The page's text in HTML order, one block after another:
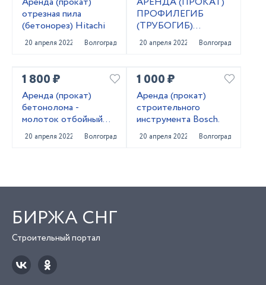
отрезная пила
(бетонорез) Hitachi
20 апреля 2022 Волгоград
ПРОФИЛЕГИБ
(ТРУБОГИБ)
РУЧНОЙ
20 апреля 2022 Волгоград
1 800 ₽
Аренда (прокат)
бетонолома -
молоток отбойный
Bosch
20 апреля 2022 Волгоград
1 000 ₽
Аренда (прокат)
строительного
инструмента Bosch.
20 апреля 2022 Волгоград
БИРЖА СНГ
Строительный портал